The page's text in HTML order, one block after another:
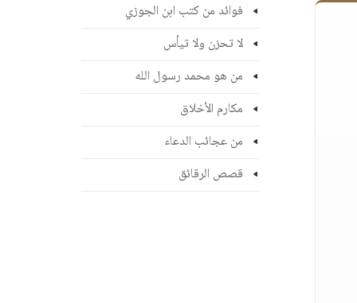
فوائد من كتب ابن الجوزي
لا تحزن ولا تيأس
من هو محمد رسول الله
مكارم الأخلاق
من عجائب الدعاء
قصص الرقائق